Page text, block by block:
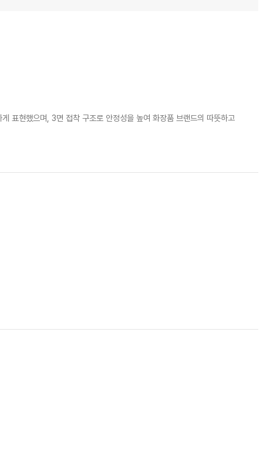
표현했으며, 3면 접착 구조로 안정성을 높여 화장품 브랜드의 따뜻하고